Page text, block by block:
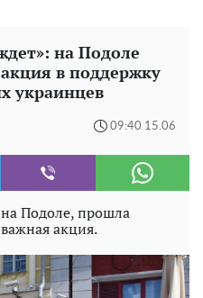
на Подоле
в поддержку
украинцев
09:40 15.06
Подоле, прошла
акция.